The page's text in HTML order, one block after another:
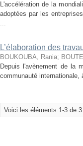
L'accélération de la
adoptées par les
...
L’élaboration des
BOUKOUBA, Rania;
Depuis l'avènement de la
communauté
Voici les éléments 1-3 de 3